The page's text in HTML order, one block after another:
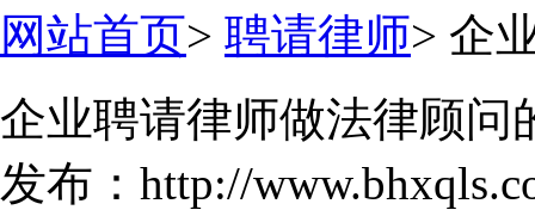
网站首页> 聘请律师> 企
企业聘请律师做法律顾问
发布：http://